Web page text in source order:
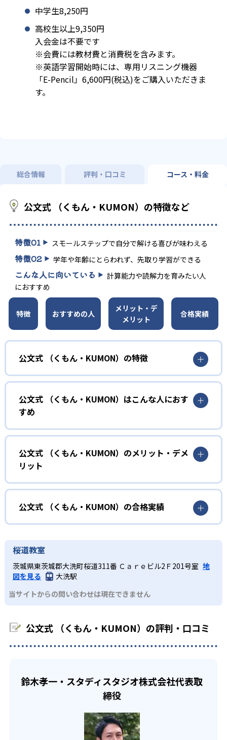
中学生8,250円
高校生以上9,350円
入会金は不要です
※会費には教材費と消費税を含みます。
※英語学習開始時には、専用リスニング機器
「E-Pencil」6,600円(税込)をご購入いただきま
す。
総合情報 評判・口コミ コース・料金
公文式 （くもん・KUMON）の特徴など
特徴01 スモールステップで自分で解ける喜びが味わえる
特徴02 学年や年齢にとらわれず、先取り学習ができる
こんな人に向いている
計算能力や読解力を育みたい人
におすすめ
特徴 おすすめの人
メリット・デ
メリット
合格実績
公文式 （くもん・KUMON）の特徴
01
無学年式の学力別学習
KUMONでは、年齢や学年にとらわれずに、一人ひとりの学
力に応じたレベルから学習を始めている。
確実に100点が取れるレベルから少しずつ難易度を上げてい
しさを経験できる。
ルステップで進んでいけるよう工夫されている。このスタ
イルは子どもの学習意欲をかき立てるため、教えてもらう
という受け身の姿勢ではなく、自ら進んで学ぶ姿勢を身に
つけられるだろう。
また、自学学習スタイルで学ぶ子どもたちは、自らの学習
課題に気がつくようになる。学年を超えた範囲も学習でき
るため、早い時期から高校教材に進む生徒もいる。
03 フレキシブルな受講スタイル
でも週2回受講できる。そのため、部活や他の習い事で忙し
公文式 （くもん・KUMON）はこんな人におす
すめ
幼児
小学校に入る準備をしたい幼児向け
KUMONでは細かいステップに分かれた教材で、わかる楽し
さを経験しながら無理なく力を高めていける。
性格や学習への取り組み姿勢に合わせて内容も調整するた
め、小学校に入ってもつまずきにくい学力を身につけられ
るだろう。
中学に向けて苦手教科を克服したい子ども向け
KUMONでは経験豊富な先生が、子どものやる気を引き出せ
るよう適切なヒントを与えたり、声かけをしたりしてい
少しずつ苦手意識を克服できるだろう。
部活や習い事と両立したい生徒向け
KUMONでは、一人ひとりの学習状況やスケジュールに合わ
宿題の量や進め方に関しては、いつでも気軽に相談可能
だ。
公文式 （くもん・KUMON）のメリット・デメ
リット
どんなメリットがある？
KUMONでは自学自習スタイルで勉強するため、集中力や目
標に向かって頑張りやり抜く力を育むことができる。ま
た、年齢や学年にとらわれずに自分の学力に相応したレベ
ルから学習できるため、難しすぎてやる気を損ねたり、簡
単すぎて退屈することもない。
どんなデメリットがある？
KUMONでは、中高生のクラスでも数学・英語・国語の3教
科に限られるため、その他の教科に関しては他塾を検討す
る必要があるだろう。
公文式 （くもん・KUMON）の合格実績
KUMONは、公式サイトでは合格実績は公開していない。志
わせたい。
桜道教室
茨城県東茨城郡大洗町桜道311番 Ｃａｒｅビル2Ｆ201号室 地
図を見る
大洗駅
当サイトからの問い合わせは現在できません
公文式 （くもん・KUMON）の評判・口コミ
鈴木孝一・スタディスタジオ株式会社代表取
締役